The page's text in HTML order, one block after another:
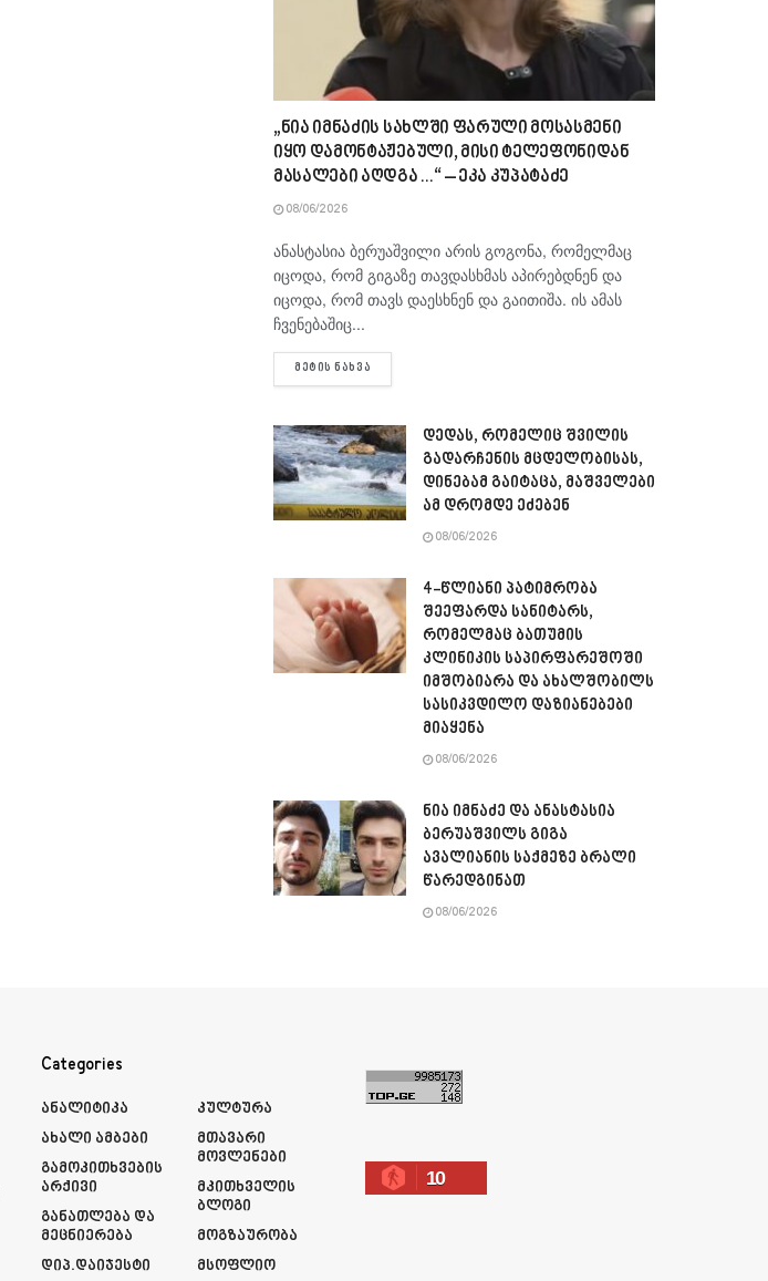
„ნია იმნაძის სახლში ფარული მოსასმენი
იყო დამონტაჟებული, მისი ტელეფონიდან
მასალები აღდგა…“ – ეკა კუპატაძე
08/06/2026
ანასტასია ბერუაშვილი არის გოგონა, რომელმაც
იცოდა, რომ გიგაზე თავდასხმას აპირებდნენ და
იცოდა, რომ თავს დაესხნენ და გაითიშა. ის ამას
ჩვენებაშიც...
ᲛᲔᲢᲘᲡ ᲜᲐᲮᲕᲐ
დედას, რომელიც შვილის
გადარჩენის მცდელობისას,
დინებამ გაიტაცა, მაშველები
ამ დრომდე ეძებენ
08/06/2026
4-წლიანი პატიმრობა
შეეფარდა სანიტარს,
რომელმაც ბათუმის
კლინიკის საპირფარეშოში
იმშობიარა და ახალშობილს
სასიკვდილო დაზიანებები
მიაყენა
08/06/2026
ნია იმნაძე და ანასტასია
ბერუაშვილს გიგა
ავალიანის საქმეზე ბრალი
წარედგინათ
08/06/2026
Categories
Ანალიტიკა
Ახალი Ამბები
Გამოკითხვების
Არქივი
Განათლება Და
Მეცნიერება
Დიპ.დაიჯესტი
Კულტურა
Მთავარი
Მოვლენები
Მკითხველის
Ბლოგი
Მოგზაურობა
Მსოფლიო
10